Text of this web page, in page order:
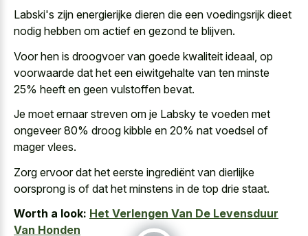
Labski's zijn energierijke dieren die een voedingsrijk dieet
nodig hebben om actief en gezond te blijven.
Voor hen is droogvoer van goede kwaliteit ideaal, op
voorwaarde dat het een eiwitgehalte van ten minste
25% heeft en geen vulstoffen bevat.
Je moet ernaar streven om je Labsky te voeden met
ongeveer 80% droog kibble en 20% nat voedsel of
mager vlees.
Zorg ervoor dat het eerste ingrediënt van dierlijke
oorsprong is of dat het minstens in de top drie staat.
Worth a look: Het Verlengen Van De Levensduur
Van Honden